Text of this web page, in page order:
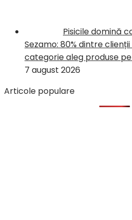
Pisicile domină
Sezamo: 80% dintre
categorie aleg produse
7 august 2026
Articole populare